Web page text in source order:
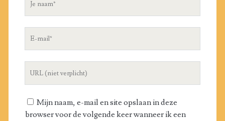
naam
Mijn naam, e-mail en site opslaan in deze
browser voor de volgende keer wanneer ik een